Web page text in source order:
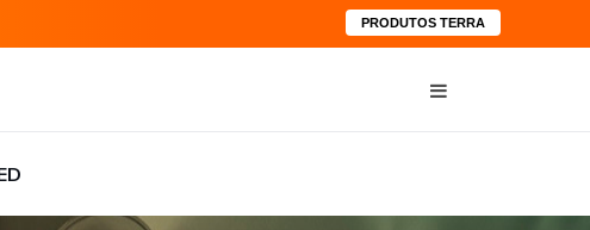
PRODUTOS TERRA